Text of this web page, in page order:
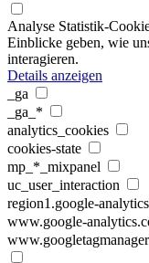
Analyse Statistik-
Einblicke geben, wie
interagieren.
Details anzeigen
_ga
_ga_*
analytics_cookies
cookies-state
mp_*_mixpanel
uc_user_interaction
region1.google-
www.google-